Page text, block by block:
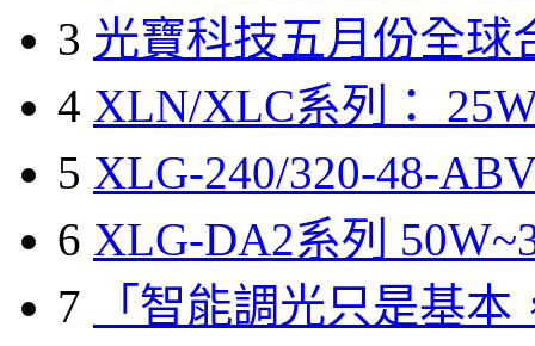
3 光寶科技五月份全球
4 XLN/XLC系列：
5 XLG-240/320-48-
6 XLG-DA2系列
7
「智能調光只是基本